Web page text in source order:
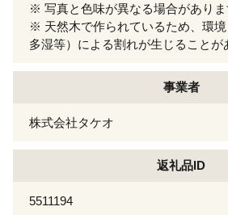
※ 写真と色味が異なる場合がありま
※ 天然木で作られているため、環
多湿等）による割れが生じることが
事業者
株式会社タケオ
返礼品ID
5511194